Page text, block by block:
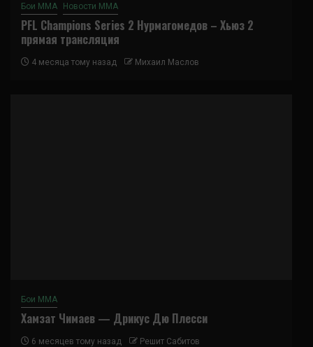
Бои ММА Новости ММА
PFL Champions Series 2 Нурмагомедов – Хьюз 2
прямая трансляция
4 месяца тому назад Михаил Маслов
Бои ММА
Хамзат Чимаев — Дрикус Дю Плесси
6 месяцев тому назад Решит Сабитов